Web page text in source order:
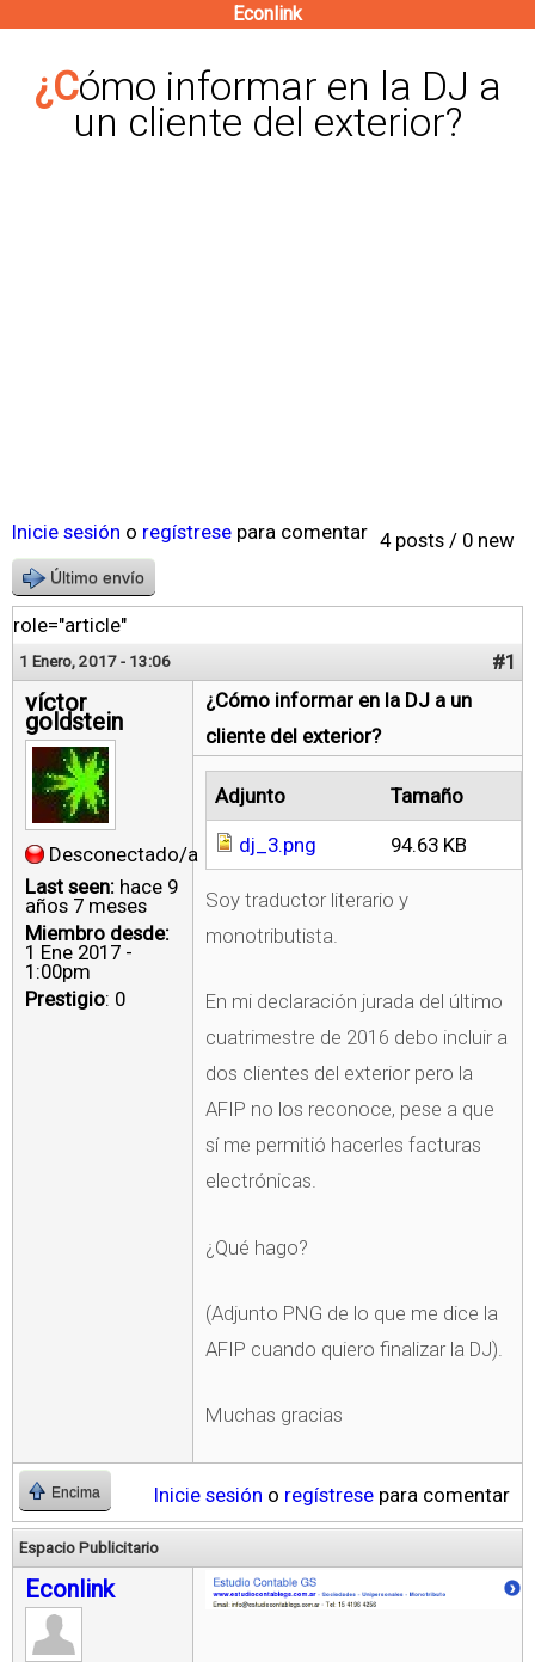
contenido
principal
Econlink
¿Cómo informar en la DJ a
un cliente del exterior?
4 posts / 0 new
Inicie sesión o regístrese para comentar
Último envío
role="article"
1 Enero, 2017 - 13:06 #1
víctor
goldstein
Desconectado/a
Last seen: hace 9
años 7 meses
Miembro desde:
1 Ene 2017 -
1:00pm
Prestigio: 0
¿Cómo informar en la DJ a un
cliente del exterior?
Adjunto Tamaño
dj_3.png 94.63 KB
Soy traductor literario y
monotributista.
En mi declaración jurada del último
cuatrimestre de 2016 debo incluir a
dos clientes del exterior pero la
AFIP no los reconoce, pese a que
sí me permitió hacerles facturas
electrónicas.
¿Qué hago?
(Adjunto PNG de lo que me dice la
AFIP cuando quiero finalizar la DJ).
Muchas gracias
Encima Inicie sesión o regístrese para comentar
Espacio Publicitario
Econlink